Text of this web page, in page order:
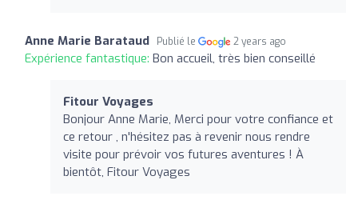
Anne Marie Barataud Publié le 2 years ago
Expérience fantastique: Bon accueil, très bien conseillé
Fitour Voyages
Bonjour Anne Marie, Merci pour votre confiance et
ce retour , n'hésitez pas à revenir nous rendre
visite pour prévoir vos futures aventures ! À
bientôt, Fitour Voyages